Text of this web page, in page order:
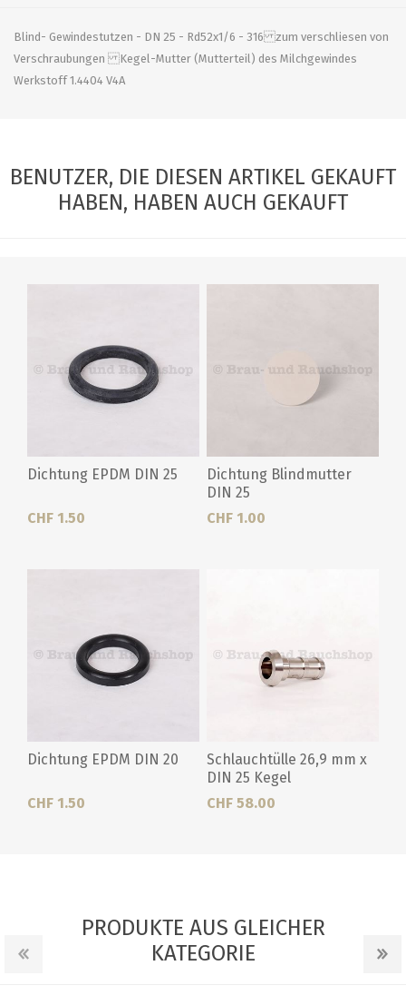
Blind- Gewindestutzen - DN 25 - Rd52x1/6 - 316 zum verschliesen von
Verschraubungen Kegel-Mutter (Mutterteil) des Milchgewindes
Werkstoff 1.4404 V4A
BENUTZER, DIE DIESEN ARTIKEL GEKAUFT
HABEN, HABEN AUCH GEKAUFT
Dichtung EPDM DIN 25
CHF 1.50
Dichtung Blindmutter
DIN 25
CHF 1.00
Dichtung EPDM DIN 20
CHF 1.50
Schlauchtülle 26,9 mm x
DIN 25 Kegel
CHF 58.00
PRODUKTE AUS GLEICHER
KATEGORIE